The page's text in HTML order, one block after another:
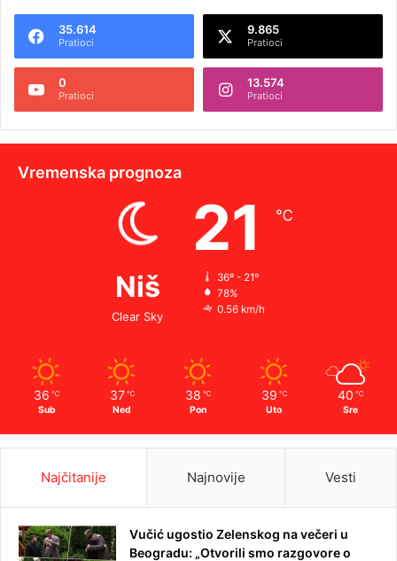
35.614
Pratioci
9.865
Pratioci
0
Pratioci
13.574
Pratioci
Vremenska prognoza
Niš
Clear Sky
21 ℃
36º - 21º
78%
0.56 km/h
36 ℃
Sub
37 ℃
Ned
38 ℃
Pon
39 ℃
Uto
40 ℃
Sre
Najčitanije Najnovije Vesti
Vučić ugostio Zelenskog na večeri u
Beogradu: „Otvorili smo razgovore o